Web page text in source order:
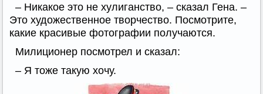
– Никакое это не хулиганство, – сказал Гена. –
Это художественное творчество. Посмотрите,
какие красивые фотографии получаются.
Милиционер посмотрел и сказал:
– Я тоже такую хочу.